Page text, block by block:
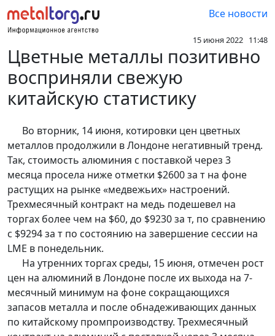
Все новости
15 июня 2022 11:48
Цветные металлы позитивно
восприняли свежую
китайскую статистику
Во вторник, 14 июня, котировки цен цветных
металлов продолжили в Лондоне негативный тренд.
Так, стоимость алюминия с поставкой через 3
месяца просела ниже отметки $2600 за т на фоне
растущих на рынке «медвежьих» настроений.
Трехмесячный контракт на медь подешевел на
торгах более чем на $60, до $9230 за т, по сравнению
с $9294 за т по состоянию на завершение сессии на
LME в понедельник.
На утренних торгах среды, 15 июня, отмечен рост
цен на алюминий в Лондоне после их выхода на 7-
месячный минимум на фоне сокращающихся
запасов металла и после обнадеживающих данных
по китайскому промпроизводству. Трехмесячный